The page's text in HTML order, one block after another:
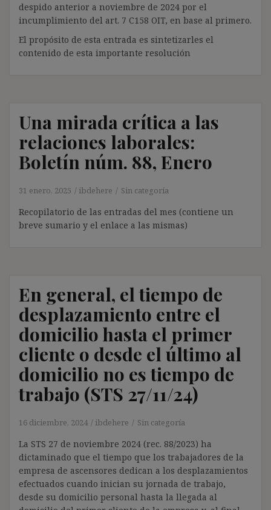
despido anterior a noviembre de 2024 por el
incumplimiento del art. 7 C158 OIT, en base al primero.
El propósito de esta entrada es sintetizarles el
contenido de esta importante resolución
Una mirada crítica a las
relaciones laborales:
Boletín núm. 88, Enero
31 enero, 2025 ibdehere Sin categoría
Recopilatorio de las entradas del mes (contiene un
breve sumario y el enlace a las mismas)
En general, el tiempo de
desplazamiento entre el
domicilio hasta el primer
cliente o desde el último al
domicilio no es tiempo de
trabajo (STS 27/11/24)
16 diciembre, 2024 ibdehere Sin categoría
La STS 27 de noviembre 2024 (rec. 88/2023) ha
dictaminado que el tiempo que los trabajadores de la
empresa de ascensores dedican a los desplazamientos
efectuados cuando inician su jornada de trabajo,
desde su domicilio personal hasta la llegada al